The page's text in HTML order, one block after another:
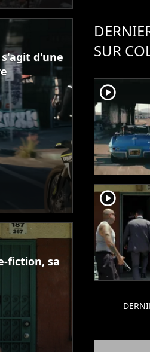
d'une
fiction, sa
SUR
player2
player2